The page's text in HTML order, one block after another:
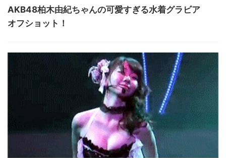
AKB48柏木由紀ちゃんの可愛すぎる水着グラビア
オフショット！